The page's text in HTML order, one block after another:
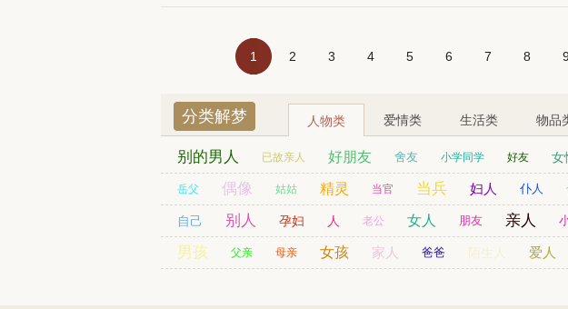
1 2 3 4 5 6 7 8
分类解梦 人物类 爱情类 生活类 物品
别的男人 已故亲人 好朋友 舍友 小学同学 好友 女
劫匪 财神爷 司机 姨妈 表哥 孙女 儿童
岳父 偶像 姑姑 精灵 当官 当兵 妇人 仆人
贵人 日本人 残疾人
自己 别人 孕妇 人 老公 女人 朋友 亲人
同学 男友 同事
男孩 父亲 母亲 女孩 家人 爸爸 陌生人 爱人